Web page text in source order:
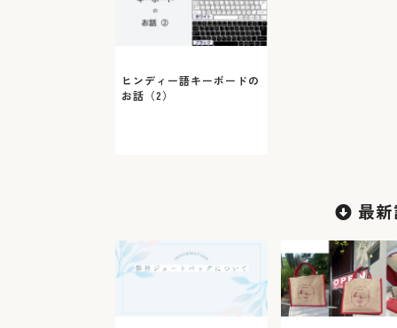
ヒンディー語キーボードの
お話（2）
最